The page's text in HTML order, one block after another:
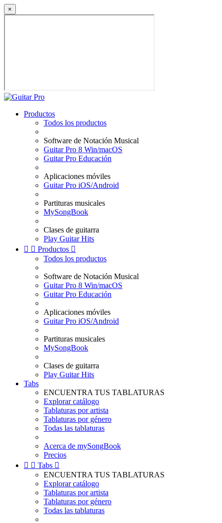
×
Productos
Todos los productos
Software de Notación Musical
Guitar Pro 8 Win/macOS
Guitar Pro Educación
Aplicaciones móviles
Guitar Pro iOS/Android
Partituras musicales
MySongBook
Clases de guitarra
Play Guitar Hits
  Productos 
Todos los productos
Software de Notación Musical
Guitar Pro 8 Win/macOS
Guitar Pro Educación
Aplicaciones móviles
Guitar Pro iOS/Android
Partituras musicales
MySongBook
Clases de guitarra
Play Guitar Hits
Tabs
ENCUENTRA TUS TABLATURAS
Explorar catálogo
Tablaturas por artista
Tablaturas por género
Todas las tablaturas
Acerca de mySongBook
Precios
  Tabs 
ENCUENTRA TUS TABLATURAS
Explorar catálogo
Tablaturas por artista
Tablaturas por género
Todas las tablaturas